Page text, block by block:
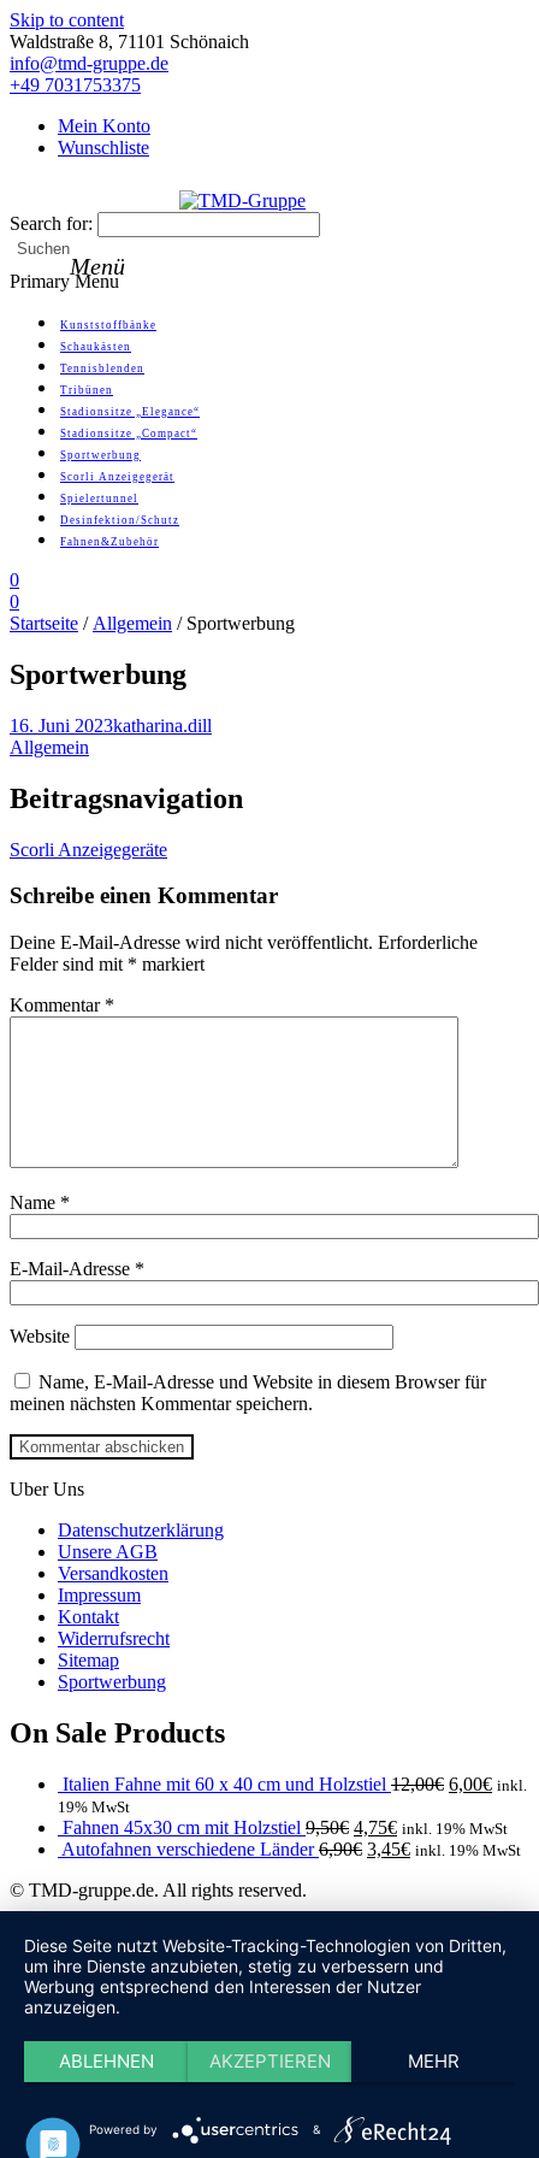
Skip to content
Waldstraße 8, 71101 Schönaich
info@tmd-gruppe.de
+49 7031753375
Mein Konto
Wunschliste
TMD-Gruppe
Search for:
Suchen
Primary Menu
Menü
Kunststoffbänke
Schaukästen
Tennisblenden
Tribünen
Stadionsitze „Elegance“
Stadionsitze „Compact“
Sportwerbung
Scorli Anzeigegerät
Spielertunnel
Desinfektion/Schutz
Fahnen&Zubehör
0
0
Startseite / Allgemein / Sportwerbung
Sportwerbung
16. Juni 2023katharina.dill
Allgemein
Beitragsnavigation
Scorli Anzeigegeräte
Schreibe einen Kommentar
Deine E-Mail-Adresse wird nicht veröffentlicht. Erforderliche
Felder sind mit * markiert
Kommentar *
Name *
E-Mail-Adresse *
Website
Name, E-Mail-Adresse und Website in diesem Browser für
meinen nächsten Kommentar speichern.
Uber Uns
Datenschutzerklärung
Unsere AGB
Versandkosten
Impressum
Kontakt
Widerrufsrecht
Sitemap
Sportwerbung
On Sale Products
Italien Fahne mit 60 x 40 cm und Holzstiel 12,00€ 6,00€ inkl.
19% MwSt
Fahnen 45x30 cm mit Holzstiel 9,50€ 4,75€ inkl. 19% MwSt
Autofahnen verschiedene Länder 6,90€ 3,45€ inkl. 19% MwSt
© TMD-gruppe.de. All rights reserved.
können, verwenden wir Cookies.
"Mehr erfahren"
Diese Seite nutzt Website-Tracking-Technologien von Dritten,
um ihre Dienste anzubieten, stetig zu verbessern und
Werbung entsprechend den Interessen der Nutzer
anzuzeigen.
ABLEHNEN AKZEPTIEREN MEHR
Powered by &